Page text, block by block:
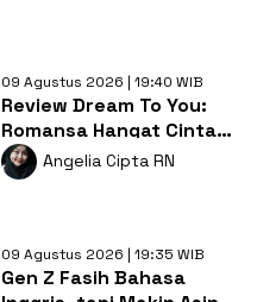
09 Agustus 2026 | 19:40 WIB
Review Dream To You:
Romansa Hangat Cinta
Pertama, Luka dan
Impian
Angelia Cipta RN
09 Agustus 2026 | 19:35 WIB
Gen Z Fasih Bahasa